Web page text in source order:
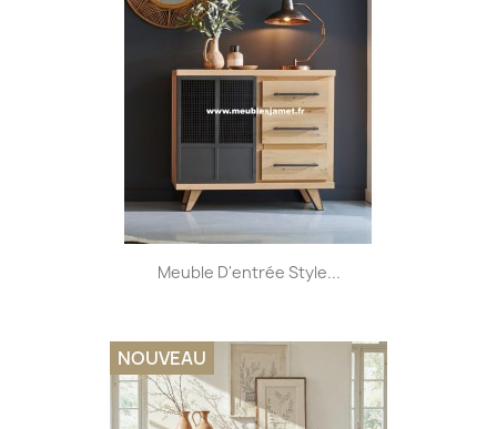
Meuble D'entrée Style...
NOUVEAU